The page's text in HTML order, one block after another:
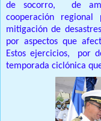
de socorro, de
cooperación
mitigación de
por aspectos que
Estos ejercicios, por
temporada ciclónica